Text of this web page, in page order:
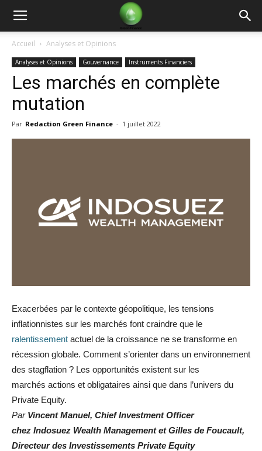
Green
Finance
Accueil Analyses et Opinions
Analyses et Opinions Gouvernance Instruments Financiers
Les marchés en complète
mutation
Par Redaction Green Finance - 1 juillet 2022
Exacerbées par le contexte géopolitique, les tensions
inflationnistes sur les marchés font craindre que le
ralentissement actuel de la croissance ne se transforme en
récession globale. Comment s’orienter dans un environnement
des stagflation ? Les opportunités existent sur les
marchés actions et obligataires ainsi que dans l’univers du
Private Equity.
Par Vincent Manuel, Chief Investment Officer
chez Indosuez Wealth Management et Gilles de Foucault,
Directeur des Investissements Private Equity